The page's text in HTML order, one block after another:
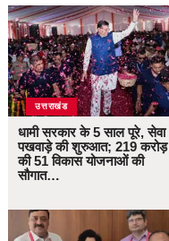
उत्तराखंड
धामी सरकार के 5 साल पूरे, सेवा
पखवाड़े की शुरुआत; 219 करोड़
की 51 विकास योजनाओं की
सौगात…